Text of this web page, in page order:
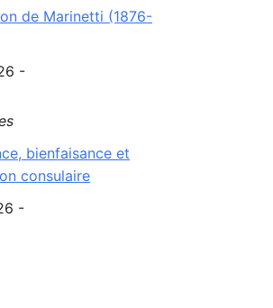
de Marinetti (1876-
-
bienfaisance et
consulaire
-